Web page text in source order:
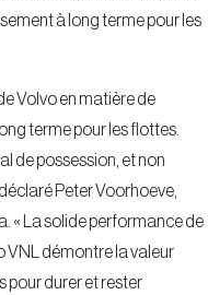
à long terme pour les
Volvo en matière de
terme pour les flottes.
de possession, et non
Peter Voorhoeve,
« La solide performance de
VNL démontre la valeur
pour durer et rester